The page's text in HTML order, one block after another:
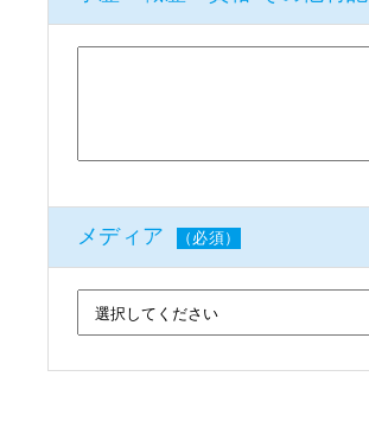
メディア （必須）